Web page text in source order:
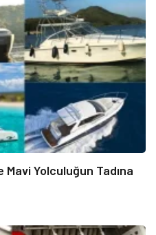
Yolculuğun Tadına